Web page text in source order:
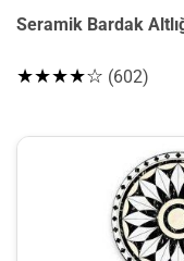
Seramik Bardak
★★★★☆ (602)